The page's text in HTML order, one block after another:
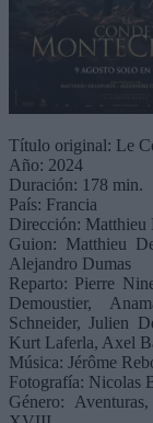
Título original: Le
Año: 2024
Duración: 178 min.
País: Francia
Dirección: Matthieu
Guion: Matthieu
Alejandro Dumas
Reparto: Pierre
Demoustier,
Schneider, Julien
Kurt Laferla, Axel
Música: Jérôme
Fotografía: Nicolas
Género: